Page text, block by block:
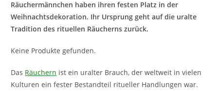
Räuchermännchen haben ihren festen Platz in der
Weihnachtsdekoration. Ihr Ursprung geht auf die uralte
Tradition des rituellen Räucherns zurück.
Keine Produkte gefunden.
Das Räuchern ist ein uralter Brauch, der weltweit in vielen
Kulturen ein fester Bestandteil ritueller Handlungen war.